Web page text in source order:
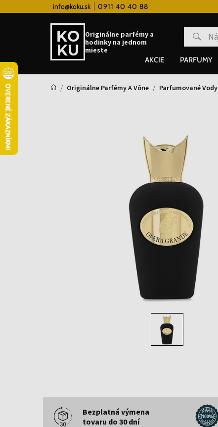
info@koku.sk 0911 40 40 88Vernostný systém
Originálne parfémy a
hodinky na jednom
mieste
AKCIE PARFUMY
Originálne Parfémy A Vône Parfumované Vody
Bezplatná výmena
tovaru do 30 dní